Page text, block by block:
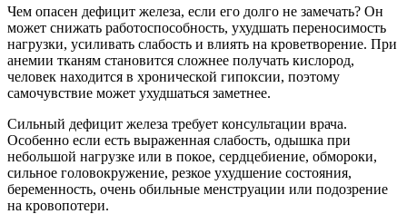
Чем опасен дефицит железа, если его долго не замечать? Он
может снижать работоспособность, ухудшать переносимость
нагрузки, усиливать слабость и влиять на кроветворение. При
анемии тканям становится сложнее получать кислород,
человек находится в хронической гипоксии, поэтому
самочувствие может ухудшаться заметнее.
Сильный дефицит железа требует консультации врача.
Особенно если есть выраженная слабость, одышка при
небольшой нагрузке или в покое, сердцебиение, обмороки,
сильное головокружение, резкое ухудшение состояния,
беременность, очень обильные менструации или подозрение
на кровопотери.